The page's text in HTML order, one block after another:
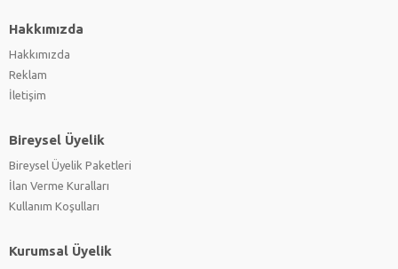
Hakkımızda
Hakkımızda
Reklam
İletişim
Bireysel Üyelik
Bireysel Üyelik Paketleri
İlan Verme Kuralları
Kullanım Koşulları
Kurumsal Üyelik